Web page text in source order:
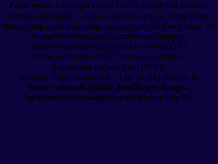
Fatal error: Uncaught Error: Call to undefined function
connect_dbEng2() in /home/webmulti/public_html/kepes-
hangos-angolszotar.hu/magyar-angol.php:16 Stack trace: #0
/home/webmulti/public_html/kepes-hangos-
angolszotar.hu/szotar.php(894): include() #1
/home/webmulti/public_html/kepes-hangos-
angolszotar.hu/index.php(2349):
include('/home/webmulti/...') #2 {main} thrown in
/home/webmulti/public_html/kepes-hangos-
angolszotar.hu/magyar-angol.php on line 16